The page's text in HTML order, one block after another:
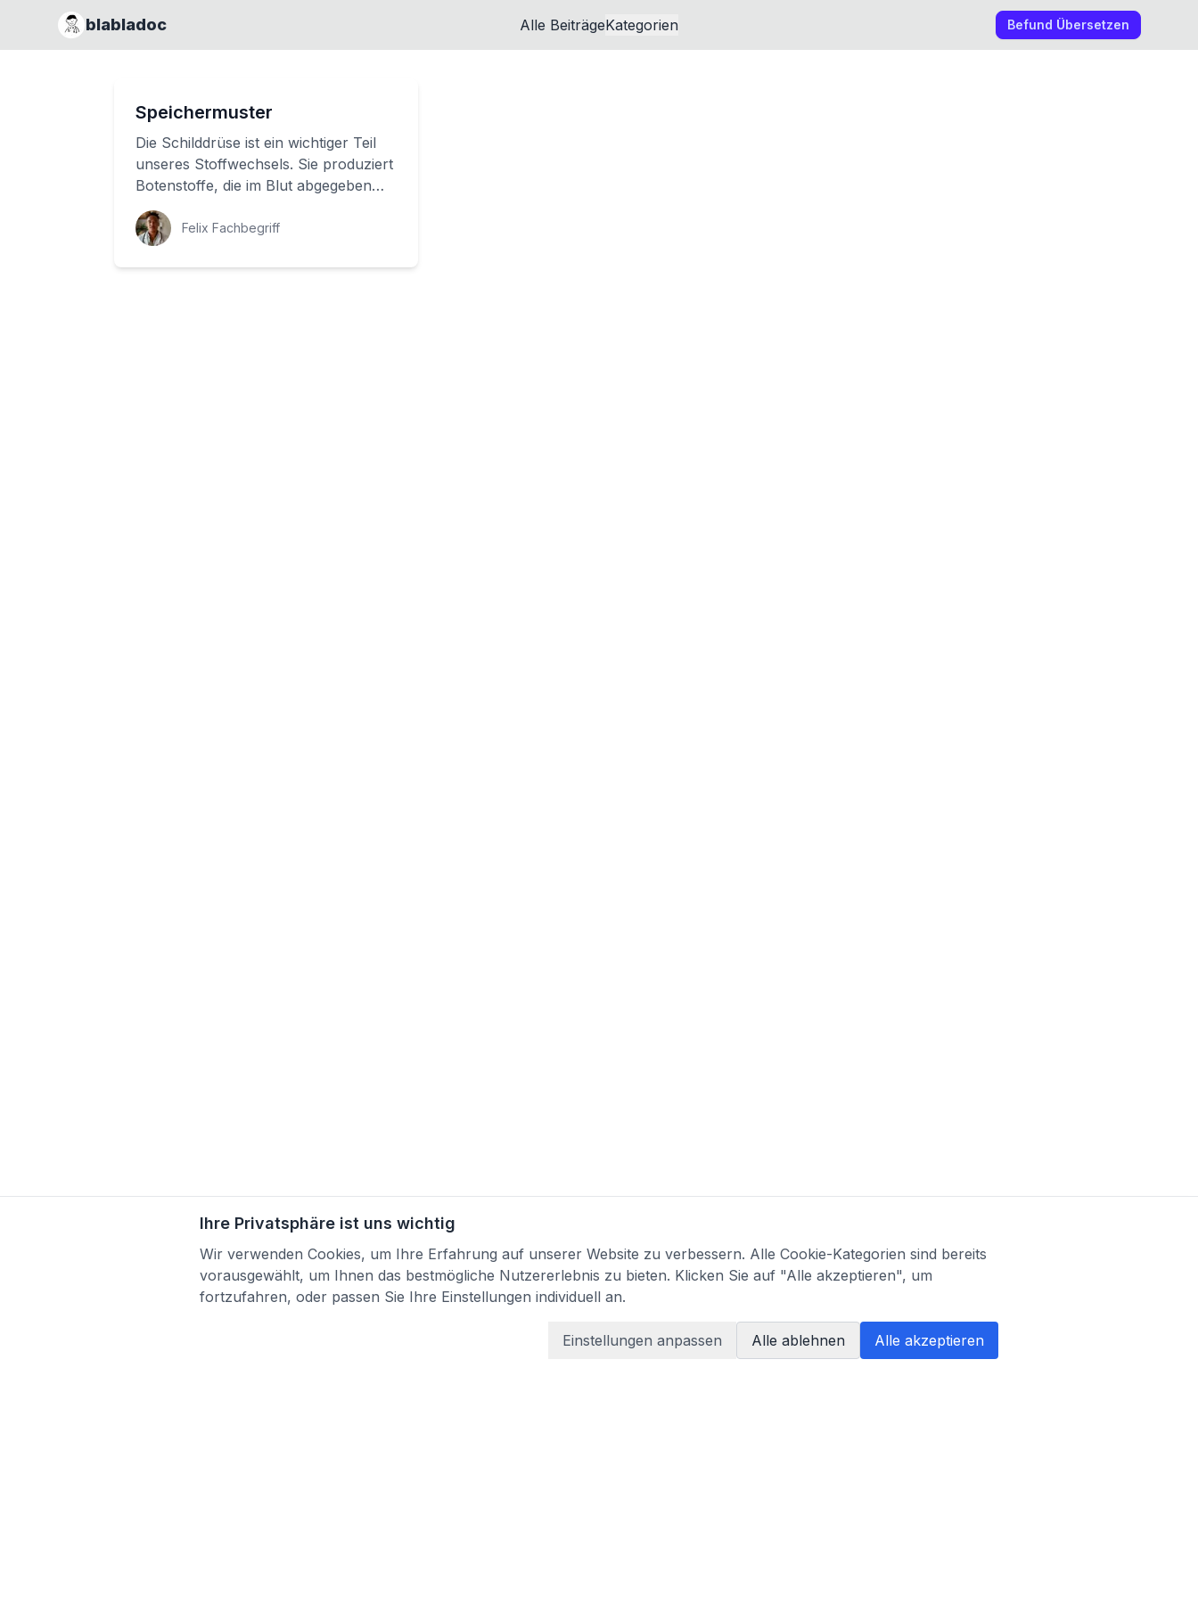
blabladoc Alle BeiträgeKategorien Befund Übersetzen
Speichermuster
Die Schilddrüse ist ein wichtiger Teil
unseres Stoffwechsels. Sie produziert
Botenstoffe, die im Blut abgegeben
werden und den Stoffwechsel
regulieren...Felix Fachbegriff
Ihre Privatsphäre ist uns wichtig
Wir verwenden Cookies, um Ihre Erfahrung auf unserer Website zu verbessern. Alle Cookie-Kategorien sind bereits
vorausgewählt, um Ihnen das bestmögliche Nutzererlebnis zu bieten. Klicken Sie auf "Alle akzeptieren", um
fortzufahren, oder passen Sie Ihre Einstellungen individuell an.
Einstellungen anpassen Alle ablehnen Alle akzeptieren